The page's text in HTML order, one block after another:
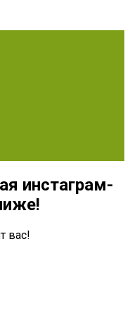
инстаграм-
вас!